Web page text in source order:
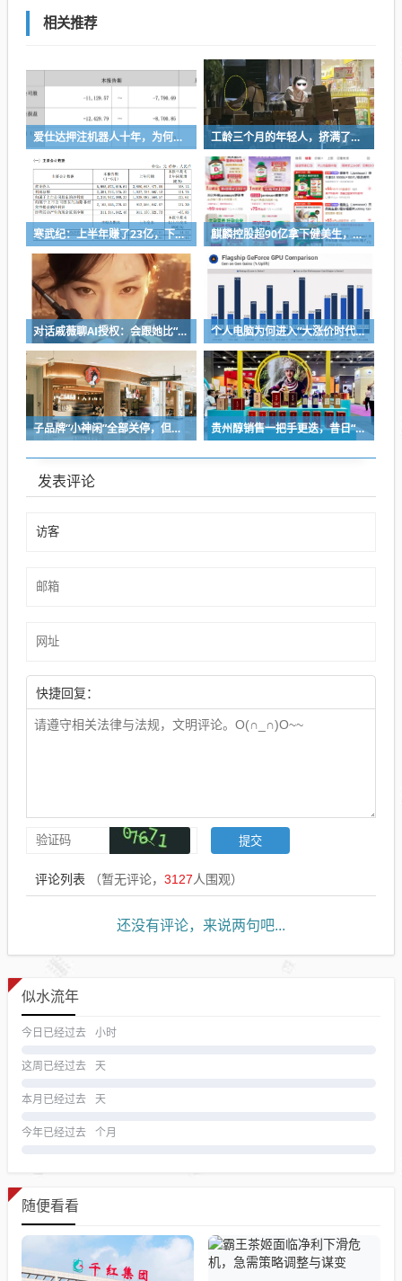
相关推荐
爱仕达押注机器人十年，为何陷入亏损困局？ 工龄三个月的年轻人，挤满了折扣零食店
寒武纪：上半年赚了23亿，下半年要看交付 麒麟控股超90亿拿下健美生，为何超300亿资本一周内“疯抢”VMS？
对话戚薇聊AI授权：会跟她比“演技”，都市甜宠留给我来演 个人电脑为何进入“大涨价时代”？
子品牌“小神闲”全部关停，但茶颜悦色的扩张还在提速 贵州醇销售一把手更迭，昔日“网红酒企”的气质变了
发表评论
快捷回复：
评论列表 （暂无评论， 3127人围观）
还没有评论，来说两句吧...
似水流年
今日已经过去 小时
这周已经过去 天
本月已经过去 天
今年已经过去 个月
随便看看